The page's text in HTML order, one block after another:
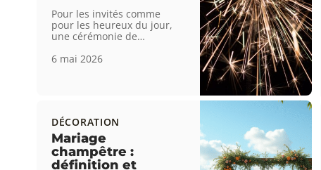
Pour les invités comme
pour les heureux du jour,
une cérémonie de…
6 mai 2026
DÉCORATION
Mariage
champêtre :
définition et